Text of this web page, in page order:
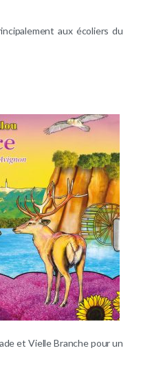
aux écoliers du
et Vielle Branche pour un